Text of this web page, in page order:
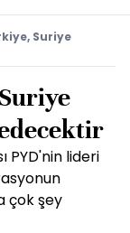
Suriye
PYD'nin lideri
çok şey